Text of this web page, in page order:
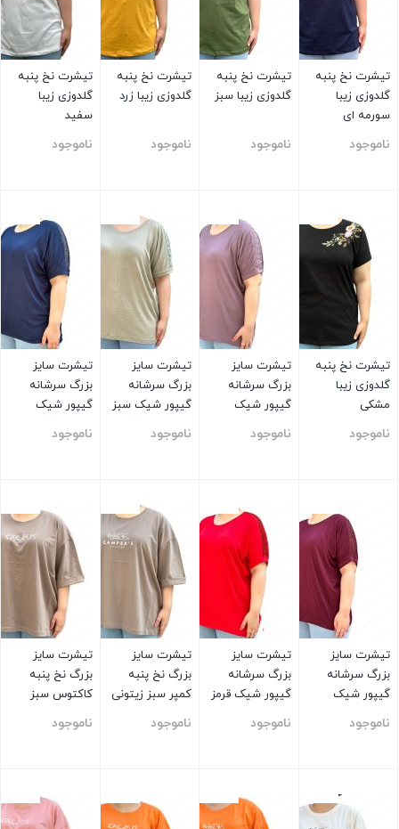
تیشرت نخ پنبه
گلدوزی زیبا
سورمه ای
ناموجود
تیشرت نخ پنبه
گلدوزی زیبا سبز
ناموجود
تیشرت نخ پنبه
گلدوزی زیبا زرد
ناموجود
تیشرت نخ پنبه
گلدوزی زیبا
سفید
ناموجود
تیشرت نخ پنبه
گلدوزی زیبا
مشکی
ناموجود
تیشرت سایز
بزرگ سرشانه
گیپور شیک
ناموجود
تیشرت سایز
بزرگ سرشانه
گیپور شیک سبز
ناموجود
تیشرت سایز
بزرگ سرشانه
گیپور شیک
ناموجود
تیشرت سایز
بزرگ سرشانه
گیپور شیک
ناموجود
تیشرت سایز
بزرگ سرشانه
گیپور شیک قرمز
ناموجود
تیشرت سایز
بزرگ نخ پنبه
کمپر سبز زیتونی
ناموجود
تیشرت سایز
بزرگ نخ پنبه
کاکتوس سبز
ناموجود